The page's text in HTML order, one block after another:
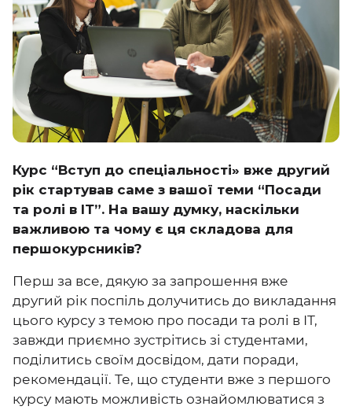
Курс “Вступ до спеціальності» вже другий
рік стартував саме з вашої теми “Посади
та ролі в ІТ”. На вашу думку, наскільки
важливою та чому є ця складова для
першокурсників?
Перш за все, дякую за запрошення вже
другий рік поспіль долучитись до викладання
цього курсу з темою про посади та ролі в ІТ,
завжди приємно зустрітись зі студентами,
поділитись своїм досвідом, дати поради,
рекомендації. Те, що студенти вже з першого
курсу мають можливість ознайомлюватися з